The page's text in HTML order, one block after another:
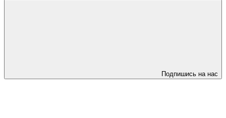
Подпишись на нас